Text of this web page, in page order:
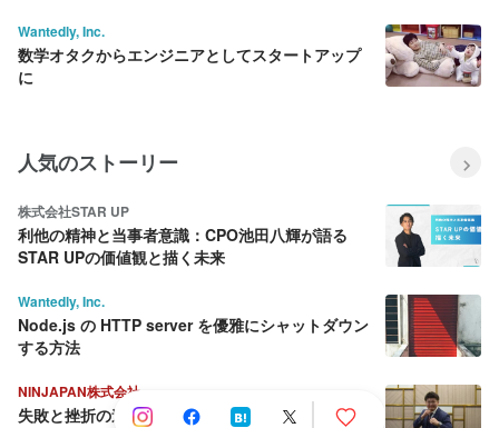
Wantedly, Inc.
数学オタクからエンジニアとしてスタートアップ
に
人気のストーリー
株式会社STAR UP
利他の精神と当事者意識：CPO池田八輝が語る
STAR UPの価値観と描く未来
Wantedly, Inc.
Node.js の HTTP server を優雅にシャットダウン
する方法
NINJAPAN株式会社
失敗と挫折の連続から這い上がり続ける壮絶な人